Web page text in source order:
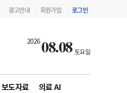
광고안내 회원가입 로그인
202608.08 토요일
보도자료 의료 AI